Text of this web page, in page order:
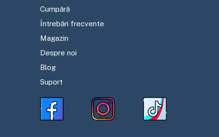
Cumpără
Întrebări frecvente
Magazin
Despre noi
Blog
Suport